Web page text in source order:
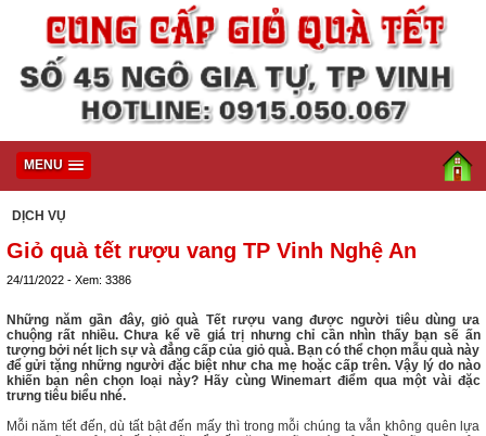
MENU
DỊCH VỤ
Giỏ quà tết rượu vang TP Vinh Nghệ An
24/11/2022 - Xem: 3386
Những năm gần đây, giỏ quà Tết rượu vang được người tiêu dùng ưa
chuộng rất nhiều. Chưa kể về giá trị nhưng chỉ cần nhìn thấy bạn sẽ ấn
tượng bởi nét lịch sự và đẳng cấp của giỏ quà. Bạn có thể chọn mẫu quà này
để gửi tặng những người đặc biệt như cha mẹ hoặc cấp trên. Vậy lý do nào
khiến bạn nên chọn loại này? Hãy cùng Winemart điểm qua một vài đặc
trưng tiêu biểu nhé.
Mỗi năm tết đến, dù tất bật đến mấy thì trong mỗi chúng ta vẫn không quên lựa